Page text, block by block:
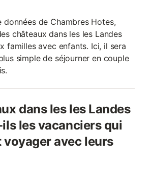
données de Chambres Hotes,
châteaux dans les les Landes
familles avec enfants. Ici, il sera
simple de séjourner en couple
dans les les Landes
les vacanciers qui
avec leurs